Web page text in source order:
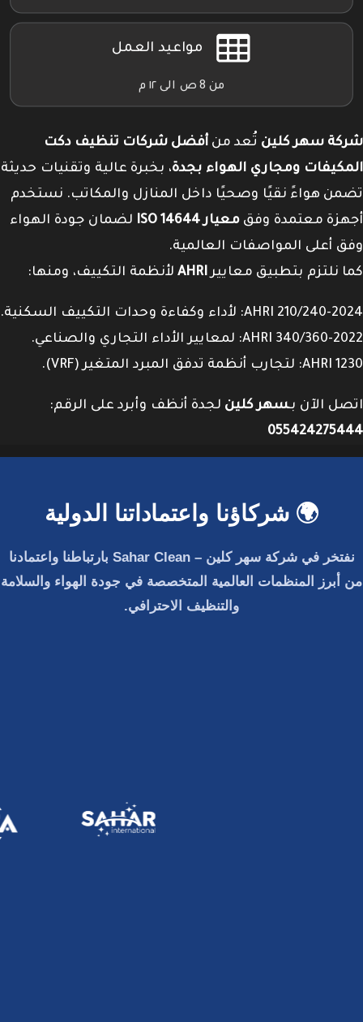
مواعيد العمل
من 8 ص الى ١٢ م
شركة سهر كلين تُعد من أفضل شركات تنظيف دكت
المكيفات ومجاري الهواء بجدة، بخبرة عالية وتقنيات حديثة
تضمن هواءً نقيًا وصحيًا داخل المنازل والمكاتب. نستخدم
أجهزة معتمدة وفق معيار ISO 14644
لضمان جودة الهواء
وفق أعلى المواصفات العالمية.
كما نلتزم بتطبيق معاييرAHRI لأنظمة التكييف، ومنها:
AHRI 210/240-2024: لأداء وكفاءة وحدات التكييف السكنية.
AHRI 340/360-2022: لمعايير الأداء التجاري والصناعي.
AHRI 1230: لتجارب أنظمة تدفق المبرد المتغير (VRF).
اتصل الآن بـسهر كلين لجدة أنظف وأبرد على الرقم:
055424275444
🌍 شركاؤنا واعتماداتنا الدولية
نفتخر فيشركة سهر كلين – Sahar Clean
بارتباطنا واعتمادنا
من أبرز المنظمات العالمية المتخصصة في جودة الهواء والسلامة
والتنظيف الاحترافي.